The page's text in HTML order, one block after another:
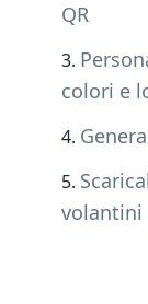
QR
colori e
volantini